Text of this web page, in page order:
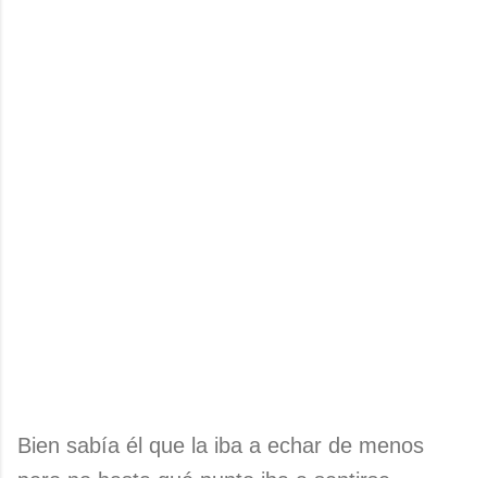
Bien sabía él que la iba a echar de menos